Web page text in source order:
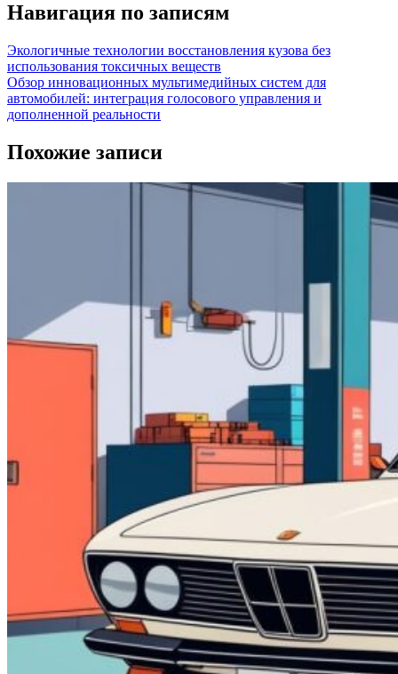
Навигация по записям
Экологичные технологии восстановления кузова без
использования токсичных веществ
Обзор инновационных мультимедийных систем для
автомобилей: интеграция голосового управления и
дополненной реальности
Похожие записи